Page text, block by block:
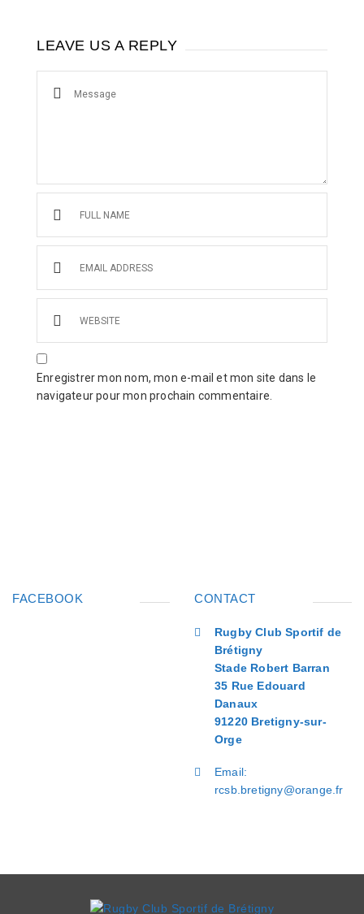
LEAVE US A REPLY
Enregistrer mon nom, mon e-mail et mon site dans le
navigateur pour mon prochain commentaire.
FACEBOOK CONTACT
Rugby Club Sportif de
Brétigny
Stade Robert Barran
35 Rue Edouard
Danaux
91220 Bretigny-sur-
Orge
Email:
rcsb.bretigny@orange.fr